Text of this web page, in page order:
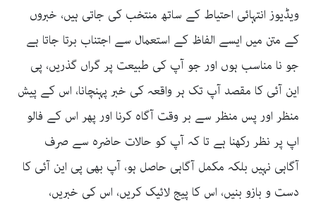
ویڈیوز انتہائی احتیاط کے ساتھ منتخب کی جاتی ہیں، خبروں
کے متن میں ایسے الفاظ کے استعمال سے اجتناب برتا جاتا ہے
جو نا مناسب ہوں اور جو آپ کی طبیعت پر گراں گذریں، پی
این آئی کا مقصد آپ تک ہر واقعہ کی خبر پہنچانا، اس کے پیش
منظر اور پس منظر سے بر وقت آگاہ کرنا اور پھر اس کے فالو
اپ پر نظر رکھنا ہے تا کہ آپ کو حالات حاضرہ سے صرف
آگاہی نہیں بلکہ مکمل آگاہی حاصل ہو، آپ بھی پی این آئی کا
دست و بازو بنیں، اس کا پیج لائیک کریں، اس کی خبریں،